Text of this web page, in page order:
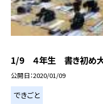
1/9 ４年生 書き初め
公開日 2020/01/09
できごと